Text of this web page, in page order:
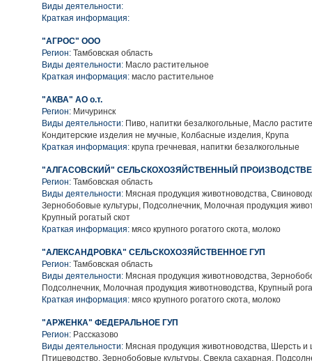
Виды деятельности:
Краткая информация:
"АГРОС" ООО
Регион: Тамбовская область
Виды деятельности: Масло растительное
Краткая информация: масло растительное
"АКВА" АО о.т.
Регион: Мичуринск
Виды деятельности: Пиво, напитки безалкогольные, Масло
Кондитерские изделия не мучные, Колбасные изделия, Крупа
Краткая информация: крупа гречневая, напитки безалкогольные
"АЛГАСОВСКИЙ" СЕЛЬСКОХОЗЯЙСТВЕННЫЙ
Регион: Тамбовская область
Виды деятельности: Мясная продукция животноводства,
Зернобобовые культуры, Подсолнечник, Молочная продукция
Крупный рогатый скот
Краткая информация: мясо крупного рогатого скота, молоко
"АЛЕКСАНДРОВКА" СЕЛЬСКОХОЗЯЙСТВЕННОЕ ГУП
Регион: Тамбовская область
Виды деятельности: Мясная продукция животноводства,
Подсолнечник, Молочная продукция животноводства, Крупный
Краткая информация: мясо крупного рогатого скота, молоко
"АРЖЕНКА" ФЕДЕРАЛЬНОЕ ГУП
Регион: Рассказово
Виды деятельности: Мясная продукция животноводства, Шерсть и
Птицеводство, Зернобобовые культуры, Свекла сахарная,